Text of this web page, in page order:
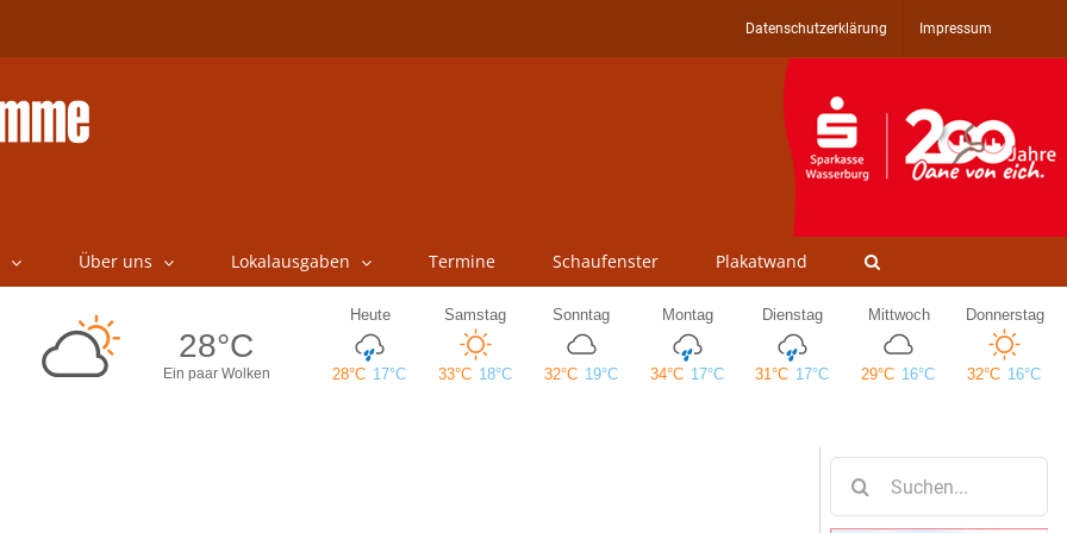
Datenschutzerklärung Impressum
Über uns Lokalausgaben Termine Schaufenster Plakatwand
nach: